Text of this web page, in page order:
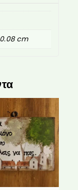
cm